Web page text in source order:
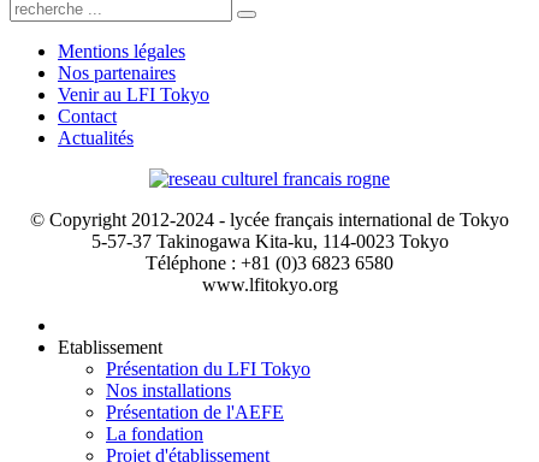
Mentions légales
Nos partenaires
Venir au LFI Tokyo
Contact
Actualités
© Copyright 2012-2024 - lycée français international de Tokyo
5-57-37 Takinogawa Kita-ku, 114-0023 Tokyo
Téléphone : +81 (0)3 6823 6580
www.lfitokyo.org
Etablissement
Présentation du LFI Tokyo
Nos installations
Présentation de l'AEFE
La fondation
Projet d'établissement